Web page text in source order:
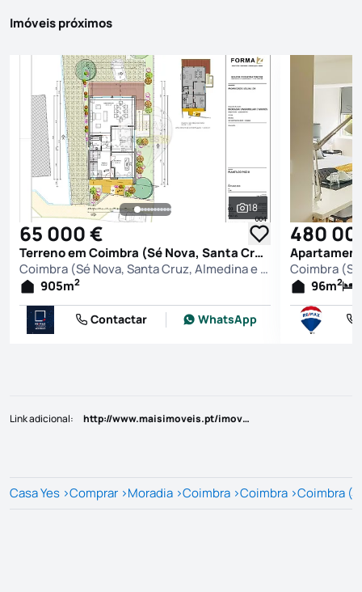
Imóveis próximos
Ver todas as
18
65 000 €
Terreno em Coimbra (Sé Nova, Santa Cruz, Almedina e São Bartolomeu), Coimbra
Coimbra (Sé Nova, Santa Cruz, Almedina e São Bartolomeu), Coimbra
905m2
Contactar WhatsApp
480
96m2
Link adicional: http://www.maisimoveis.pt/imovel-venda-moradia-t4-coimbra-6192360
Casa Yes >Comprar >Moradia >Coimbra >Coimbra >Coimbra